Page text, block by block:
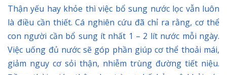
Thận yếu hay khỏe thì việc bổ sung nước lọc vẫn luôn
là điều cần thiết. Cá nghiên cứu đã chỉ ra rằng, cơ thể
con người cần bổ sung ít nhất 1 – 2 lít nước mỗi ngày.
Việc uống đủ nước sẽ góp phần giúp cơ thể thoải mái,
giảm nguy cơ sỏi thận, nhiễm trùng đường tiết niệu.